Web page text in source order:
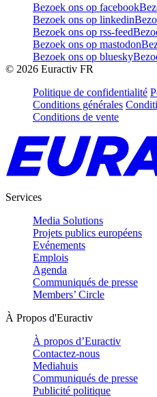
Bezoek ons op facebook
Bezoek ons op linkedin
Bezoek ons op rss-feed
Bezoek ons op mastodon
Bezoek ons op bluesky
© 2026 Euractiv FR
Politique de confidentialité
Conditions générales
Conditions de vente
Services
Media Solutions
Projets publics européens
Evénements
Emplois
Agenda
Communiqués de presse
Members’ Circle
À Propos d'Euractiv
À propos d’Euractiv
Contactez-nous
Mediahuis
Communiqués de presse
Publicité politique